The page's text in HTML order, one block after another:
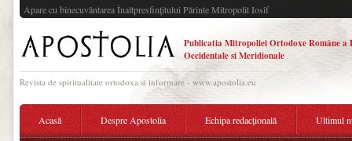
Apare cu binecuvântarea Înaltpresfinţitului Părinte Mitropolit Iosif
Publicatia Mitropoliei Ortodoxe Române a
Occidentale si Meridionale
Revista de spiritualitate ortodoxa si informare - www.apostolia.eu
Acasă Despre Apostolia Echipa redacțională Ultimul